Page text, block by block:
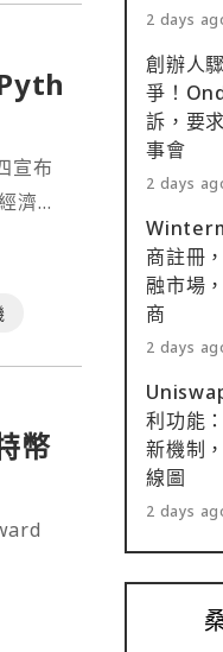
宣布
濟數
幣
2 days
創辦人
爭！
訴，要
事會
2 days
商註冊
融市場
商
2 days
利功能
新機制
線圖
2 days